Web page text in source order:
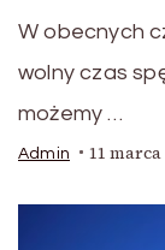
W obecnych
wolny czas
możemy …
Admin 11 marca